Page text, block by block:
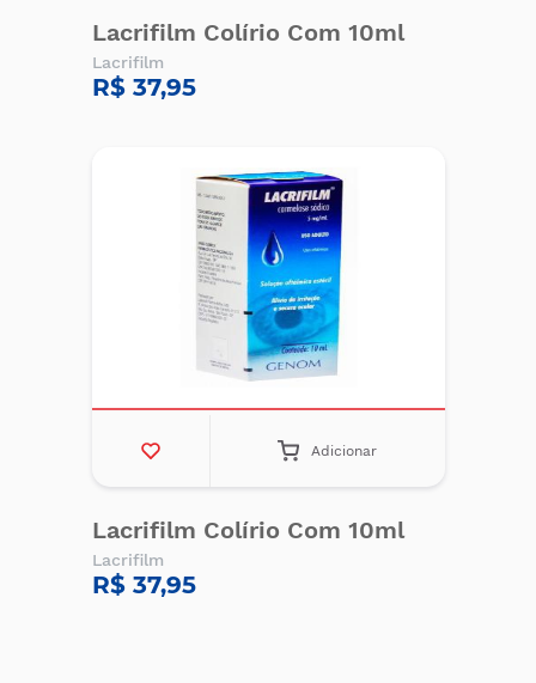
Lacrifilm Colírio Com 10ml
Lacrifilm
R$ 37,95
Adicionar
Lacrifilm Colírio Com 10ml
Lacrifilm
R$ 37,95